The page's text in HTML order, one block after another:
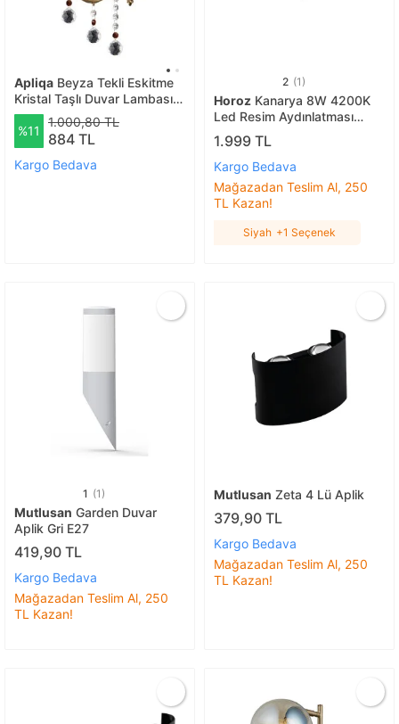
Apliqa Beyza Tekli Eskitme
Kristal Taşlı Duvar Lambası
Yatak Odası-yatak Başı-
salon Için Aplik 3055-01-fr
%11
1.000,80 TL
884 TL
Kargo Bedava
2 (1)
Horoz Kanarya 8W 4200K
Led Resim Aydınlatması
Siyah
1.999 TL
Kargo Bedava
Mağazadan Teslim Al, 250
TL Kazan!
Siyah +1 Seçenek
1 (1)
Mutlusan Garden Duvar
Aplik Gri E27
419,90 TL
Kargo Bedava
Mağazadan Teslim Al, 250
TL Kazan!
Mutlusan Zeta 4 Lü Aplik
379,90 TL
Kargo Bedava
Mağazadan Teslim Al, 250
TL Kazan!